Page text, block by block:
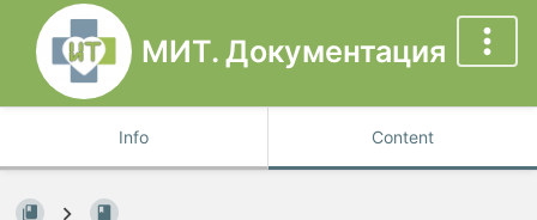
МИТ. Документация
Info Content